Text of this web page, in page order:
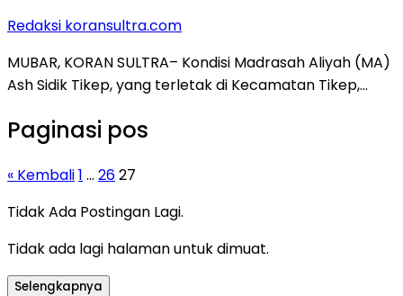
Redaksi koransultra.com
MUBAR, KORAN SULTRA– Kondisi Madrasah Aliyah (MA)
Ash Sidik Tikep, yang terletak di Kecamatan Tikep,…
Paginasi pos
« Kembali1 … 2627
Tidak Ada Postingan Lagi.
Tidak ada lagi halaman untuk dimuat.
Selengkapnya